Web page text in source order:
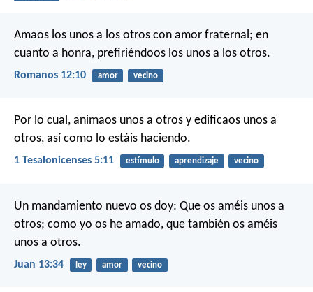
Amaos los unos a los otros con amor fraternal; en
cuanto a honra, prefiriéndoos los unos a los otros.
Romanos 12:10 amor vecino
Por lo cual, animaos unos a otros y edificaos unos a
otros, así como lo estáis haciendo.
1 Tesalonicenses 5:11 estímulo aprendizaje vecino
Un mandamiento nuevo os doy: Que os améis unos a
otros; como yo os he amado, que también os améis
unos a otros.
Juan 13:34 ley amor vecino